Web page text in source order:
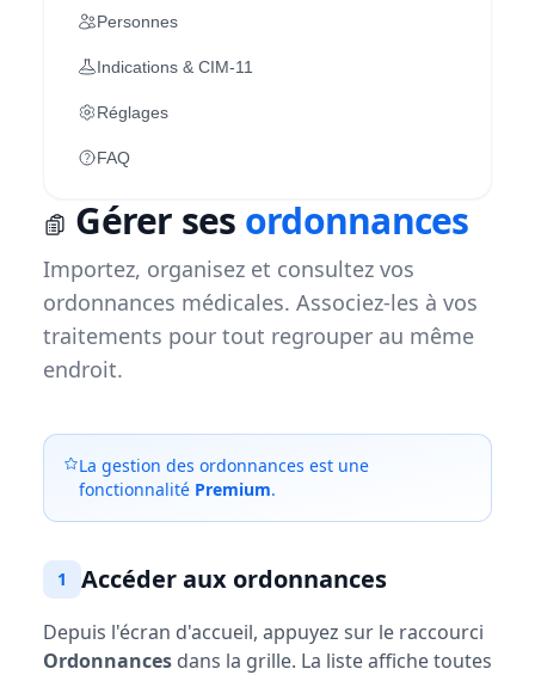
Personnes
Indications & CIM-11
Réglages
FAQ
Gérer ses ordonnances
Importez, organisez et consultez vos
ordonnances médicales. Associez-les à vos
traitements pour tout regrouper au même
endroit.
La gestion des ordonnances est une
fonctionnalité Premium.
1 Accéder aux ordonnances
Depuis l'écran d'accueil, appuyez sur le raccourci
Ordonnances dans la grille. La liste affiche toutes